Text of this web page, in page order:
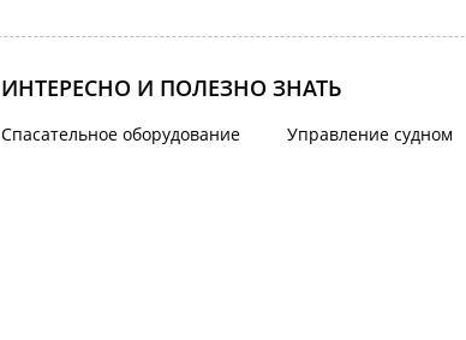
ИНТЕРЕСНО И ПОЛЕЗНО ЗНАТЬ
Спасательное оборудование Управление судном